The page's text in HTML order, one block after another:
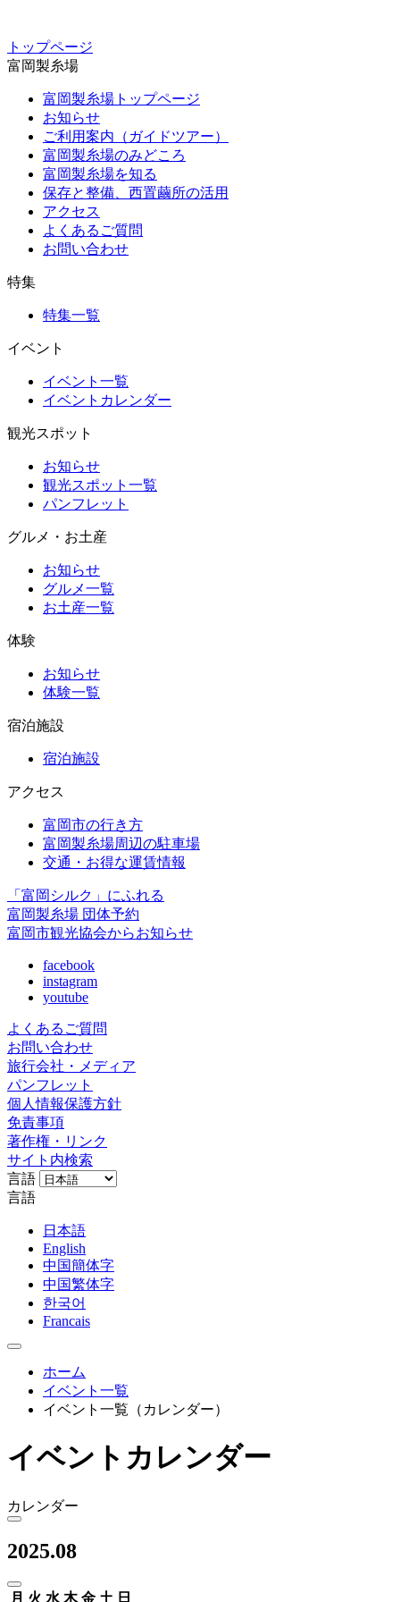
トップページ
富岡製糸場
富岡製糸場トップページ
お知らせ
ご利用案内（ガイドツアー）
富岡製糸場のみどころ
富岡製糸場を知る
保存と整備、西置繭所の活用
アクセス
よくあるご質問
お問い合わせ
特集
特集一覧
イベント
イベント一覧
イベントカレンダー
観光スポット
お知らせ
観光スポット一覧
パンフレット
グルメ・お土産
お知らせ
グルメ一覧
お土産一覧
体験
お知らせ
体験一覧
宿泊施設
宿泊施設
アクセス
富岡市の行き方
富岡製糸場周辺の駐車場
交通・お得な運賃情報
「富岡シルク」にふれる
富岡製糸場 団体予約
富岡市観光協会からお知らせ
facebook
instagram
youtube
よくあるご質問
お問い合わせ
旅行会社・メディア
パンフレット
個人情報保護方針
免責事項
著作権・リンク
サイト内検索
言語
言語
日本語
English
中国簡体字
中国繁体字
한국어
Francais
ホーム
イベント一覧
イベント一覧（カレンダー）
イベントカレンダー
カレンダー
2025.08
月 火 水 木 金 土 日